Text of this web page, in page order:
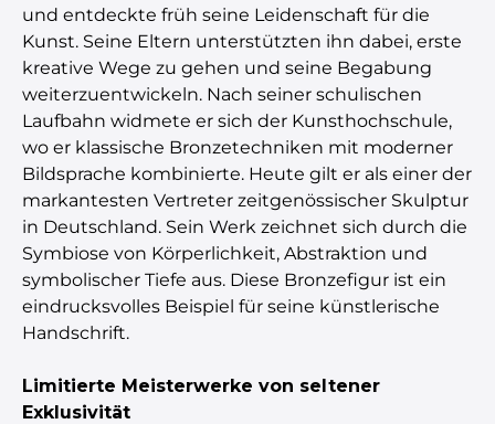
und entdeckte früh seine Leidenschaft für die
Kunst. Seine Eltern unterstützten ihn dabei, erste
kreative Wege zu gehen und seine Begabung
weiterzuentwickeln. Nach seiner schulischen
Laufbahn widmete er sich der Kunsthochschule,
wo er klassische Bronzetechniken mit moderner
Bildsprache kombinierte. Heute gilt er als einer der
markantesten Vertreter zeitgenössischer Skulptur
in Deutschland. Sein Werk zeichnet sich durch die
Symbiose von Körperlichkeit, Abstraktion und
symbolischer Tiefe aus. Diese Bronzefigur ist ein
eindrucksvolles Beispiel für seine künstlerische
Handschrift.
Limitierte Meisterwerke von seltener
Exklusivität